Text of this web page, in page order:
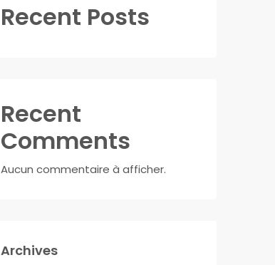
Recent Posts
Recent
Comments
Aucun commentaire à afficher.
Archives